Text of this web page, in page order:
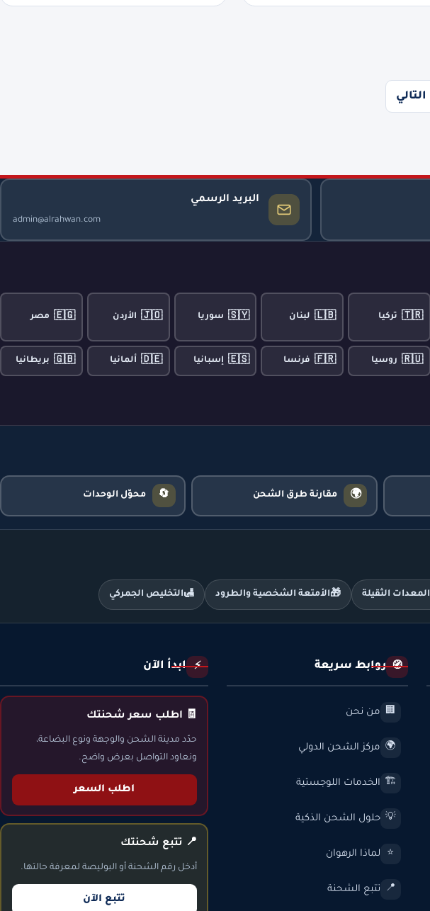
التالي
البريد الرسمي
admin@alrahwan.com
🇹🇷 تركيا 🇱🇧 لبنان 🇸🇾 سوريا 🇯🇴 الأردن 🇪🇬 مصر
🇷🇺 روسيا 🇫🇷 فرنسا 🇪🇸 إسبانيا 🇩🇪 ألمانيا 🇬🇧 بريطانيا
🌍 مقارنة طرق الشحن 🔄 محوّل الوحدات
المعدات الثقيلة 🎁الأمتعة الشخصية والطرود 🛃التخليص الجمركي
🧭 روابط سريعة
🏢 من نحن
🌍 مركز الشحن الدولي
🏗️ الخدمات اللوجستية
💡 حلول الشحن الذكية
⭐ لماذا الرهوان
📍 تتبع الشحنة
⚡ ابدأ الآن
🧾 اطلب سعر شحنتك
حدّد مدينة الشحن والوجهة ونوع البضاعة،
ونعاود التواصل بعرض واضح.
اطلب السعر
📍 تتبع شحنتك
أدخل رقم الشحنة أو البوليصة لمعرفة حالتها.
تتبع الآن